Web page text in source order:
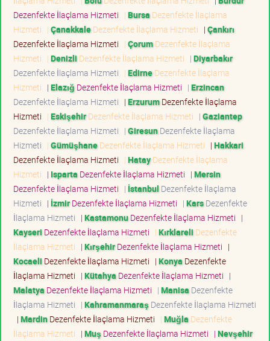
Dezenfekte İlaçlama Hizmeti | Bursa Dezenfekte İlaçlama
Hizmeti | ÇanakkaleDezenfekte İlaçlama Hizmeti | Çankırı
Dezenfekte İlaçlama Hizmeti | ÇorumDezenfekte İlaçlama
Hizmeti | Denizli Dezenfekte İlaçlama Hizmeti | Diyarbakır
Dezenfekte İlaçlama Hizmeti | EdirneDezenfekte İlaçlama
Hizmeti | Elazığ Dezenfekte İlaçlama Hizmeti | Erzincan
Dezenfekte İlaçlama Hizmeti | ErzurumDezenfekte İlaçlama
Hizmeti | EskişehirDezenfekte İlaçlama Hizmeti | Gaziantep
Dezenfekte İlaçlama Hizmeti | GiresunDezenfekte İlaçlama
Hizmeti | GümüşhaneDezenfekte İlaçlama Hizmeti | Hakkari
Dezenfekte İlaçlama Hizmeti | HatayDezenfekte İlaçlama
Hizmeti | Isparta Dezenfekte İlaçlama Hizmeti | Mersin
Dezenfekte İlaçlama Hizmeti | İstanbul Dezenfekte İlaçlama
Hizmeti | İzmirDezenfekte İlaçlama Hizmeti | KarsDezenfekte
İlaçlama Hizmeti | KastamonuDezenfekte İlaçlama Hizmeti |
Kayseri Dezenfekte İlaçlama Hizmeti | Kırklareli Dezenfekte
İlaçlama Hizmeti | KırşehirDezenfekte İlaçlama Hizmeti |
Kocaeli Dezenfekte İlaçlama Hizmeti | Konya Dezenfekte
İlaçlama Hizmeti | Kütahya Dezenfekte İlaçlama Hizmeti |
Malatya Dezenfekte İlaçlama Hizmeti | Manisa Dezenfekte
İlaçlama Hizmeti | Kahramanmaraş Dezenfekte İlaçlama Hizmeti
| MardinDezenfekte İlaçlama Hizmeti | Muğla Dezenfekte
İlaçlama Hizmeti | Muş Dezenfekte İlaçlama Hizmeti | Nevşehir